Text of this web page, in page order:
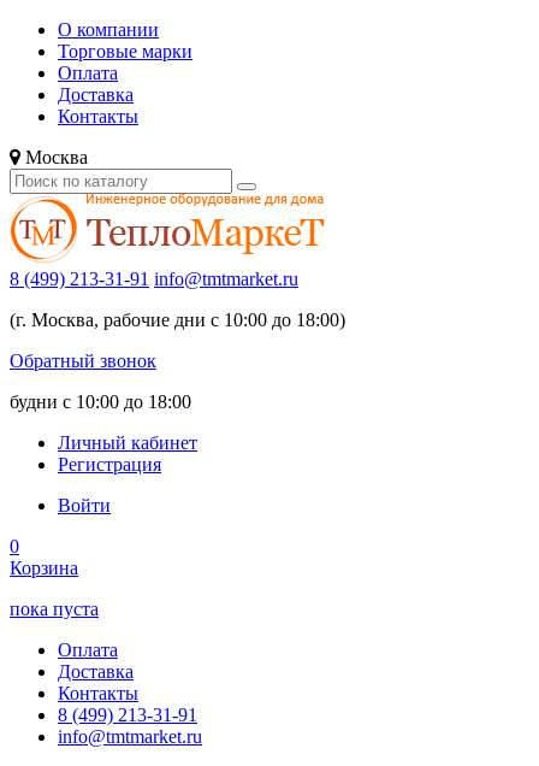
О компании
Торговые марки
Оплата
Доставка
Контакты
Москва
8 (499) 213-31-91 info@tmtmarket.ru
(г. Москва, рабочие дни с 10:00 до 18:00)
Обратный звонок
будни с 10:00 до 18:00
Личный кабинет
Регистрация
Войти
0
Корзина
пока пуста
Оплата
Доставка
Контакты
8 (499) 213-31-91
info@tmtmarket.ru